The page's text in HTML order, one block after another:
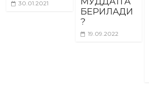
30.01.2021
БЕРИЛАДИ
?
19.09.2022